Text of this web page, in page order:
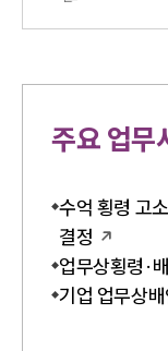
주요 업무
수억 횡령 고
결정
업무상횡령·
기업 업무상